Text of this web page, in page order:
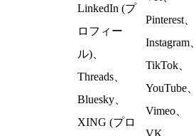
LinkedIn (プ
ロフィー
ル)、
Threads、
Bluesky、
XING (プロ
Pinterest、
Instagram、
TikTok、
YouTube、
Vimeo、